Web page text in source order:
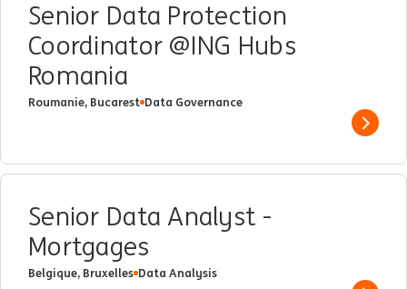
Senior Data Protection
Coordinator @ING Hubs
Romania
Roumanie, Bucarest Data Governance
Show
Senior Data Analyst -
Mortgages
Belgique, Bruxelles Data Analysis